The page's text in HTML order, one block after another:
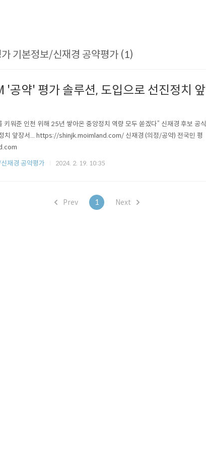
기본정보/신재경 공약평가 (1)
'공약' 평가 솔루션, 도입으로 선진정치 앞
키워준 인천 위해 25년 쌓아온 중앙정치 역량 모두 쏟겠다” 신재경 후보 공식
치 앞장서... https://shinjk.moimland.com/ 신재경 (의정/공약) 전국민 평
재경 공약평가
2024. 2. 19. 10:35
Prev 1 Next